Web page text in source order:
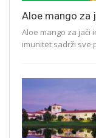
Aloe mango za
Aloe mango za jači
imunitet sadrži sve